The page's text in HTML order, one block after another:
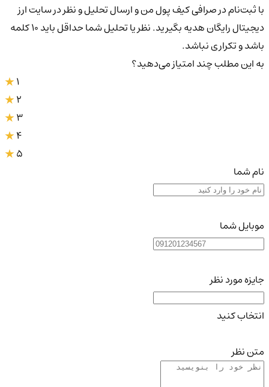
با ثبت‌نام در صرافی کیف پول من و ارسال تحلیل و نظر در سایت ارز
دیجیتال رایگان هدیه بگیرید. نظر یا تحلیل شما حداقل باید ۱۰ کلمه
باشد و تکراری نباشد.
به این مطلب چند امتیاز می‌دهید؟
3
4
5
نام شما
موبایل شما
جایزه مورد نظر
انتخاب کنید
متن نظر